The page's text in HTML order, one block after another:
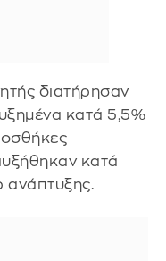
διατήρησαν
κατά 5,5%
κατά
ανάπτυξης.